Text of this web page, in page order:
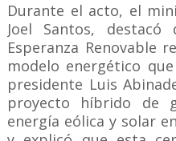
Durante el acto, el
Joel Santos,
Esperanza Renovable
modelo energético
presidente Luis
proyecto híbrido de
energía eólica y solar